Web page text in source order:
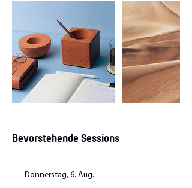
Bevorstehende Sessions
Donnerstag, 6. Aug.